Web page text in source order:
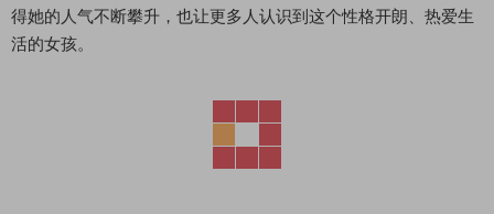
得她的人气不断攀升，也让更多人认识到这个性格开朗、热爱生
活的女孩。